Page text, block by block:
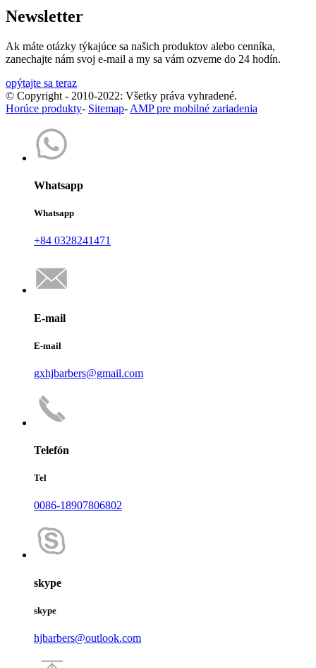
Newsletter
Ak máte otázky týkajúce sa našich produktov alebo cenníka,
zanechajte nám svoj e-mail a my sa vám ozveme do 24 hodín.
opýtajte sa teraz
© Copyright - 2010-2022: Všetky práva vyhradené.
Horúce produkty- Sitemap- AMP pre mobilné zariadenia
Whatsapp
Whatsapp
+84 0328241471
E-mail
E-mail
gxhjbarbers@gmail.com
Telefón
Tel
0086-18907806802
skype
skype
hjbarbers@outlook.com